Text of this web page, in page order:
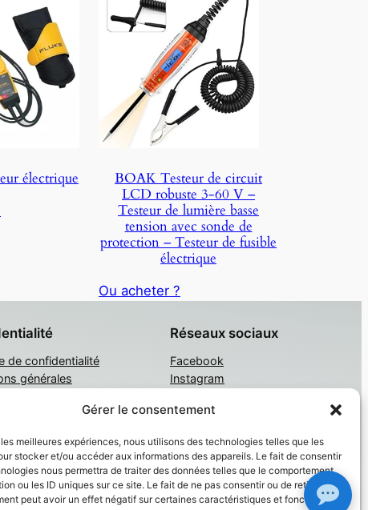
Gérer le consentement
meilleures expériences, nous utilisons des technologies telles que les
stocker et/ou accéder aux informations des appareils. Le fait de consentir
nous permettra de traiter des données telles que le comportement
ou les ID uniques sur ce site. Le fait de ne pas consentir ou de retirer son
peut avoir un effet négatif sur certaines caractéristiques et fonctions.
électrique
BOAK Testeur de circuit
LCD robuste 3-60 V –
Testeur de lumière basse
tension avec sonde de
protection – Testeur de fusible
électrique
Ou acheter ?
de confidentialité
générales
Réseaux sociaux
Facebook
Instagram